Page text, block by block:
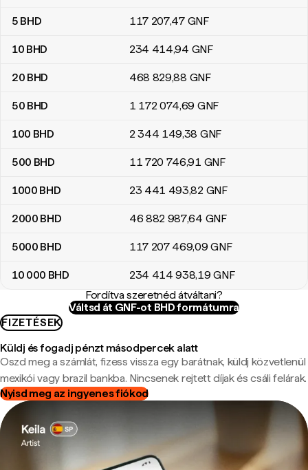
5 BHD 117 207,47 GNF
10 BHD 234 414,94 GNF
20 BHD 468 829,88 GNF
50 BHD 1 172 074,69 GNF
100 BHD 2 344 149,38 GNF
500 BHD 11 720 746,91 GNF
1000 BHD 23 441 493,82 GNF
2000 BHD 46 882 987,64 GNF
5000 BHD 117 207 469,09 GNF
10 000 BHD 234 414 938,19 GNF
Fordítva szeretnéd átváltani?
Váltsd át GNF-ot BHD formátumra
FIZETÉSEK
Küldj és fogadj pénzt másodpercek alatt
Oszd meg a számlát, fizess vissza egy barátnak, küldj közvetlenül
mexikói vagy brazil bankba. Nincsenek rejtett díjak és csáli felárak.
Nyisd meg az ingyenes fiókod